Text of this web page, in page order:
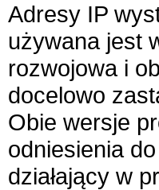
Adresy IP
używana jest
rozwojowa i
docelowo
Obie wersje
odniesienia
działający w